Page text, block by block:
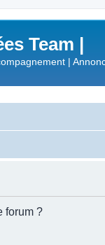
Team |
|
forum ?